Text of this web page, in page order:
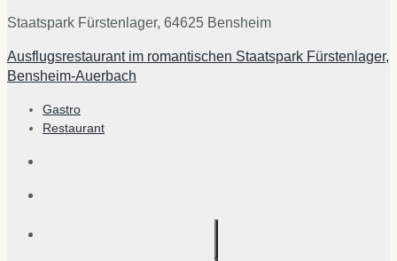
Staatspark Fürstenlager, 64625 Bensheim
Ausflugsrestaurant im romantischen Staatspark Fürstenlager,
Bensheim-Auerbach
Gastro
Restaurant